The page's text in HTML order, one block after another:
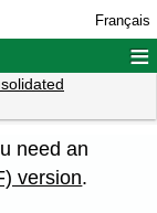
Français
≡
need an
version.